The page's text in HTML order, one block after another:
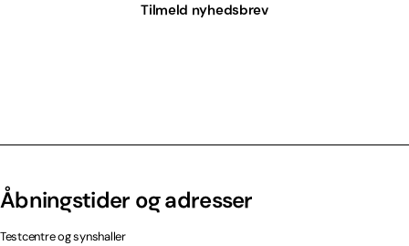
Tilmeld nyhedsbrev
Åbningstider og adresser
Testcentre og synshaller